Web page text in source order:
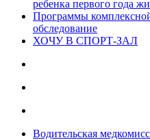
ребенка первого года
Программы
обследование
ХОЧУ В CПОРТ-ЗАЛ
Водительская